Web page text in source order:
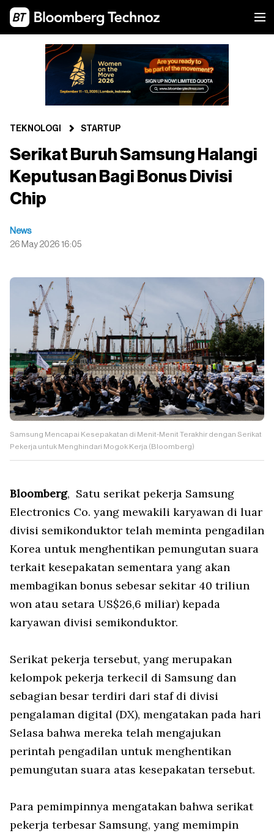
TEKNOLOGI STARTUP
Serikat Buruh Samsung Halangi
Keputusan Bagi Bonus Divisi
Chip
News
26 May 2026 16:05
Samsung Mencapai Kesepakatan di Menit-Menit Terakhir dengan Serikat
Pekerja untuk Menghindari Mogok Kerja (Bloomberg)
Bloomberg, Satu serikat pekerja Samsung
Electronics Co. yang mewakili karyawan di luar
divisi semikonduktor telah meminta pengadilan
Korea untuk menghentikan pemungutan suara
terkait kesepakatan sementara yang akan
membagikan bonus sebesar sekitar 40 triliun
won atau setara US$26,6 miliar) kepada
karyawan divisi semikonduktor.
Serikat pekerja tersebut, yang merupakan
kelompok pekerja terkecil di Samsung dan
sebagian besar terdiri dari staf di divisi
pengalaman digital (DX), mengatakan pada hari
Selasa bahwa mereka telah mengajukan
perintah pengadilan untuk menghentikan
pemungutan suara atas kesepakatan tersebut.
Para pemimpinnya mengatakan bahwa serikat
pekerja terbesar Samsung, yang memimpin